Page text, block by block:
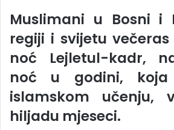
Muslimani u Bosni i
regiji i svijetu
noć Lejletul-kadr,
noć u godini,
islamskom učenju,
hiljadu mjeseci.